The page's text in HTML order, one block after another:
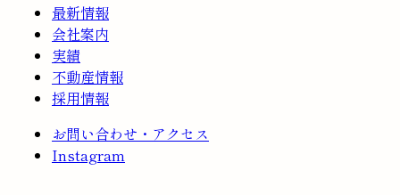
最新情報
会社案内
実績
不動産情報
採用情報
お問い合わせ・アクセス
Instagram